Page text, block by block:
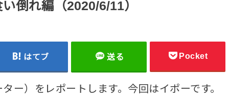
倒れ編（2020/6/11）
はてブ 送る Pocket
ー）をレポートします。今回はイポーです。